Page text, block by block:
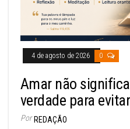
4 de agosto de 2026 0
Amar não
verdade para
Por REDAÇÃO